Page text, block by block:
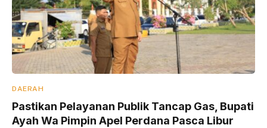
DAERAH
Pastikan Pelayanan Publik Tancap Gas, Bupati
Ayah Wa Pimpin Apel Perdana Pasca Libur